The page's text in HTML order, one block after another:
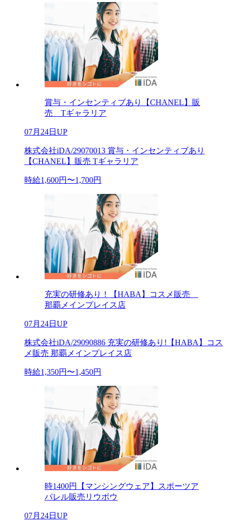
賞与・インセンティブあり【CHANEL】販
売 Tギャラリア
07月24日UP
株式会社iDA/29070013 賞与・インセンティブあり
【CHANEL】販売 Tギャラリア
時給1,600円〜1,700円
充実の研修あり！【HABA】コスメ販売
那覇メインプレイス店
07月24日UP
株式会社iDA/29090886 充実の研修あり!【HABA】コス
メ販売 那覇メインプレイス店
時給1,350円〜1,450円
時1400円【マンシングウェア】スポーツア
パレル販売リウボウ
07月24日UP